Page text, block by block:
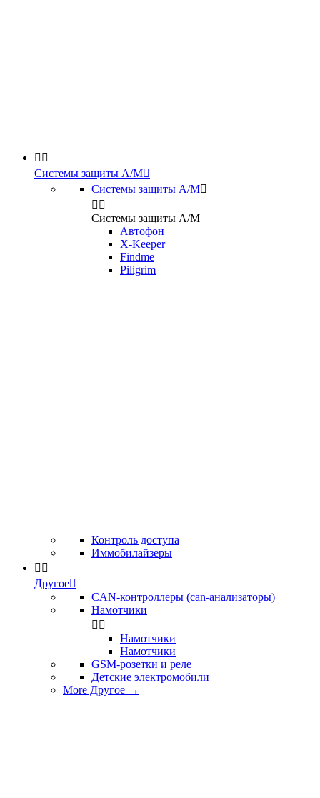
 
Системы защиты А/М
Системы защиты А/М
 
Системы защиты А/М
Автофон
X-Keeper
Findme
Piligrim
Контроль доступа
Иммобилайзеры
 
Другое
CAN-контроллеры (can-анализаторы)
Намотчики
 
Намотчики
Намотчики
GSM-розетки и реле
Детские электромобили
More Другое →